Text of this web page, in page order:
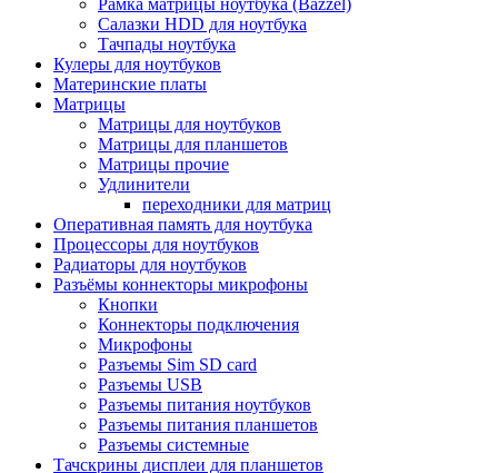
Рамка матрицы ноутбука (Bazzel)
Салазки HDD для ноутбука
Тачпады ноутбука
Кулеры для ноутбуков
Материнские платы
Матрицы
Матрицы для ноутбуков
Матрицы для планшетов
Матрицы прочие
Удлинители
переходники для матриц
Оперативная память для ноутбука
Процессоры для ноутбуков
Радиаторы для ноутбуков
Разъёмы коннекторы микрофоны
Кнопки
Коннекторы подключения
Микрофоны
Разъемы Sim SD card
Разъемы USB
Разъемы питания ноутбуков
Разъемы питания планшетов
Разъемы системные
Тачскрины дисплеи для планшетов